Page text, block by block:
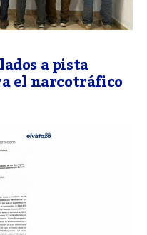
a pista
el narcotráfico